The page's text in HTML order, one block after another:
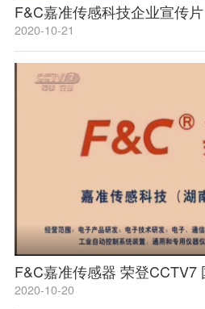
F&C嘉准传感科技企业宣传片
2020-10-21
F&C嘉准传感器 荣登CCTV7
2020-10-20